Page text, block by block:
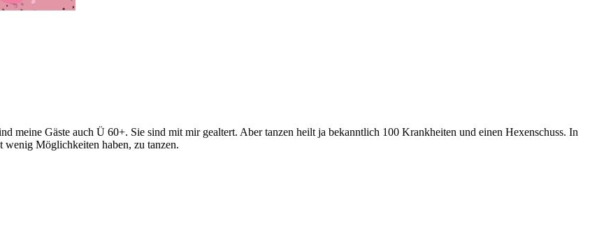
meine Gäste auch Ü 60+. Sie sind mit mir gealtert. Aber tanzen heilt ja bekanntlich 100 Krankheiten und einen Hexenschuss. In
wenig Möglichkeiten haben, zu tanzen.